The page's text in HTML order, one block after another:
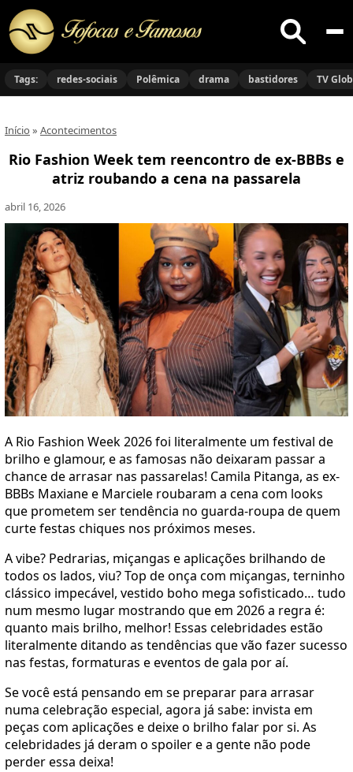
Buscar
no
Tags: redes-sociais Polêmica drama bastidores TV
Início » Acontecimentos
Rio Fashion Week tem reencontro de ex-BBBs e
atriz roubando a cena na passarela
abril 16, 2026
A Rio Fashion Week 2026 foi literalmente um festival de
brilho e glamour, e as famosas não deixaram passar a
chance de arrasar nas passarelas! Camila Pitanga, as ex-
BBBs Maxiane e Marciele roubaram a cena com looks
que prometem ser tendência no guarda-roupa de quem
curte festas chiques nos próximos meses.
A vibe? Pedrarias, miçangas e aplicações brilhando de
todos os lados, viu? Top de onça com miçangas, terninho
clássico impecável, vestido boho mega sofisticado… tudo
num mesmo lugar mostrando que em 2026 a regra é:
quanto mais brilho, melhor! Essas celebridades estão
literalmente ditando as tendências que vão fazer sucesso
nas festas, formaturas e eventos de gala por aí.
Se você está pensando em se preparar para arrasar
numa celebração especial, agora já sabe: invista em
peças com aplicações e deixe o brilho falar por si. As
celebridades já deram o spoiler e a gente não pode
perder essa deixa!